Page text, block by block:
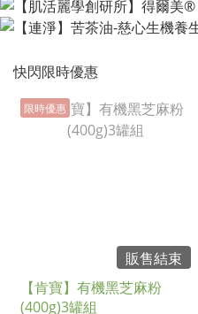
快閃限時優惠
限時優惠
販售結束
【肯寶】有機黑芝麻粉
(400g)3罐組